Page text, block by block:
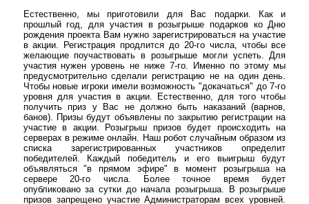
Естественно, мы приготовили для Вас подарки. Как и
прошлый год, для участия в розыгрыше подарков ко Дню
рождения проекта Вам нужно зарегистрироваться на участие
в акции. Регистрация продлится до 20-го числа, чтобы все
желающие поучаствовать в розыгрыше могли успеть. Для
участия нужен уровень не ниже 7-го. Именно по этому мы
предусмотрительно сделали регистрацию не на один день.
Чтобы новые игроки имели возможность "докачаться" до 7-го
уровня для участия в акции. Естественно, для того чтобы
получить приз у Вас не должно быть наказаний (варнов,
банов). Призы будут объявлены по закрытию регистрации на
участие в акции. Розыгрыш призов будет происходить на
серверах в режиме онлайн. Наш робот случайным образом из
списка зарегистрированных участников определит
победителей. Каждый победитель и его выигрыш будут
объявляться "в прямом эфире" в момент розыгрыша на
сервере 20-го числа. Более точное время будет
опубликовано за сутки до начала розыгрыша. В розыгрыше
призов запрещено участие Администраторам всех уровней.